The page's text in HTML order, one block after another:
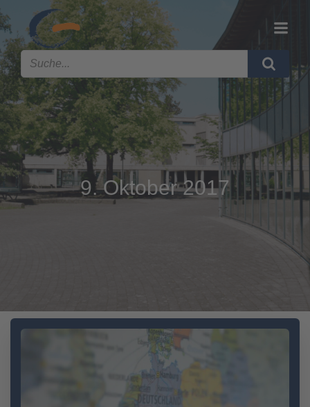
9. Oktober 2017